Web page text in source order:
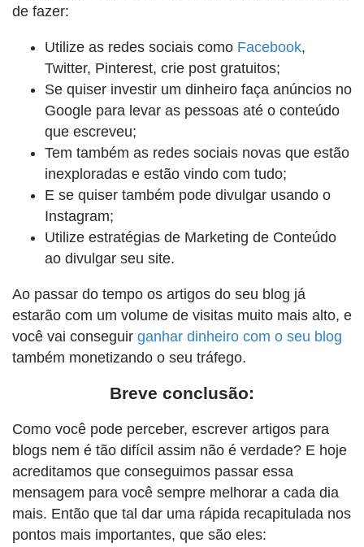
de fazer:
Utilize as redes sociais como Facebook,
Twitter, Pinterest, crie post gratuitos;
Se quiser investir um dinheiro faça anúncios no
Google para levar as pessoas até o conteúdo
que escreveu;
Tem também as redes sociais novas que estão
inexploradas e estão vindo com tudo;
E se quiser também pode divulgar usando o
Instagram;
Utilize estratégias de Marketing de Conteúdo
ao divulgar seu site.
Ao passar do tempo os artigos do seu blog já
estarão com um volume de visitas muito mais alto, e
você vai conseguir ganhar dinheiro com o seu blog
também monetizando o seu tráfego.
Breve conclusão:
Como você pode perceber, escrever artigos para
blogs nem é tão difícil assim não é verdade? E hoje
acreditamos que conseguimos passar essa
mensagem para você sempre melhorar a cada dia
mais. Então que tal dar uma rápida recapitulada nos
pontos mais importantes, que são eles: